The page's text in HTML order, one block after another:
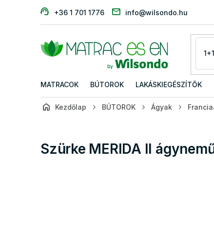
+36 1 701 1776 info@wilsondo.hu
MATRACOK BÚTOROK LAKÁSKIEGÉSZÍTŐK
Kezdőlap BÚTOROK Ágyak
Szürke MERIDA II